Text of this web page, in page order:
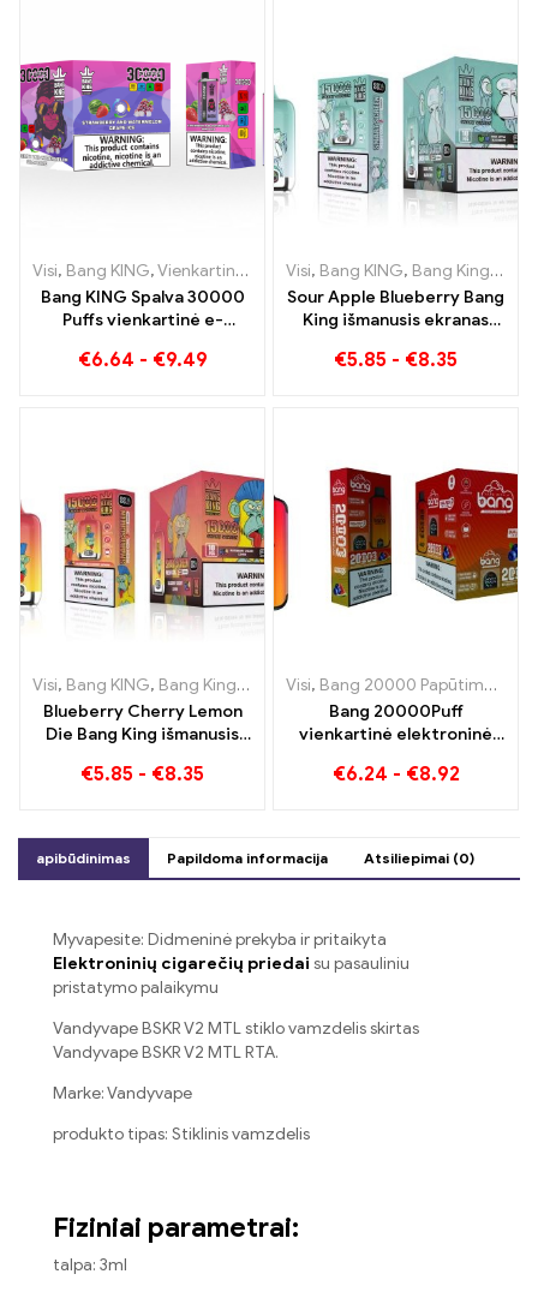
Visi, Bang KING,Vienkartinės elektroninės cigaretės Lietuva ,
Bang KING Spalva 30000
Puffs vienkartinė e-
braškių arbūzo ir
€6.64 - €9.49
Visi, Bang KING, Bang King išmanusis ekranas 15000 Puff
Sour Apple Blueberry Bang
King išmanusis ekranas
garinimo patirtis, kupina
€5.85 - €8.35
Visi, Bang KING, Bang King išmanusis ekranas 15000 Puff ,
Blueberry Cherry Lemon
Die Bang King išmanusis
Novatoriškos vienkartinės
€5.85 - €8.35
Visi, Bang 20000 Papūtimai
Bang 20000Puff
vienkartinė elektroninė
skonio ir dvigubo tinklelio
€6.24 - €8.92
apibūdinimas Papildoma informacija Atsiliepimai (0)
Myvapesite: Didmeninė prekyba ir pritaikyta
Elektroninių cigarečių priedai su pasauliniu
pristatymo palaikymu
Vandyvape BSKR V2 MTL stiklo vamzdelis skirtas
Vandyvape BSKR V2 MTL RTA.
Marke: Vandyvape
produkto tipas: Stiklinis vamzdelis
Fiziniai parametrai:
talpa: 3ml